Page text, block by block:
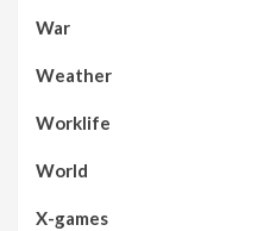
War
Weather
Worklife
World
X-games